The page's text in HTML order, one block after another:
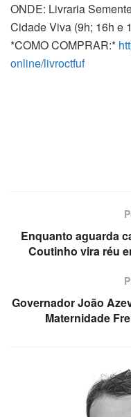
ONDE: Livraria
Cidade Viva (9h; 16h e
*COMO COMPRAR:*
online/livroctfuf
Enquanto aguarda
Coutinho vira réu
Governador João
Maternidade